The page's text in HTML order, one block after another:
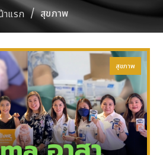
าแรก / สุขภาพ
สุขภาพ